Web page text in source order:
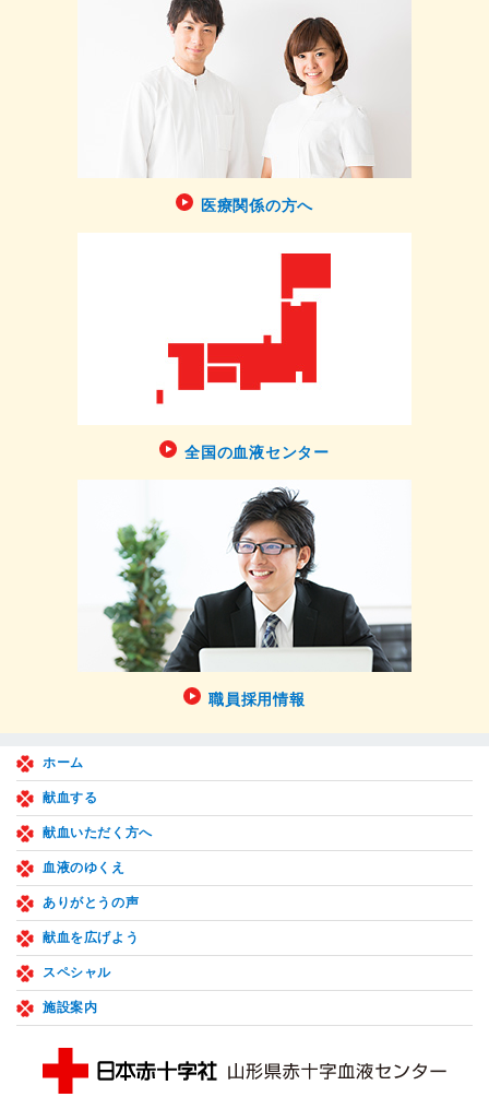
医療関係の方へ
全国の血液センター
職員採用情報
ホーム
献血する
献血いただく方へ
血液のゆくえ
ありがとうの声
献血を広げよう
スペシャル
施設案内